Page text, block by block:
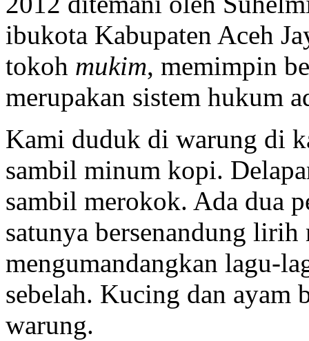
ibukota Kabupaten Aceh
tokoh mukim, memimpin
merupakan sistem hukum
Kami duduk di warung di
sambil minum kopi.
sambil merokok. Ada dua
satunya bersenandung
mengumandangkan lagu-
sebelah. Kucing dan ayam
warung.